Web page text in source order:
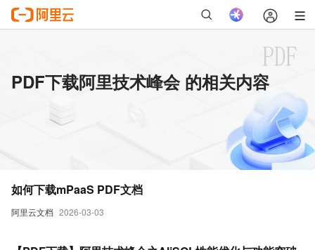
PDF下载阿里技术峰会 的相关内容
阿里云文档 2026-03-03
如何下载mPaaS PDF文档